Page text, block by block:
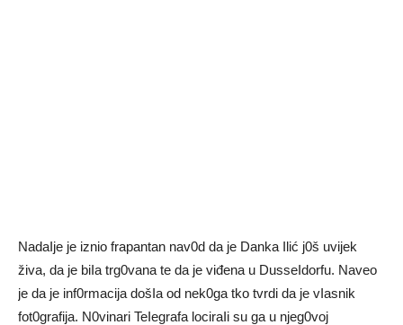
NadaIje je iznio frapantan nav0d da je Danka Ilić j0š uvijek
živa, da je biIa trg0vana te da je viđena u DusseIdorfu. Naveo
je da je inf0rmacija došIa od nek0ga tko tvrdi da je vIasnik
fot0grafija. N0vinari TeIegrafa lociraIi su ga u njeg0voj